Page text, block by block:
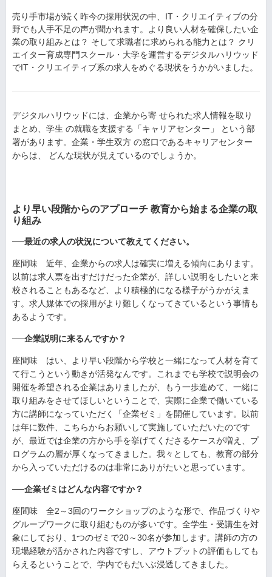
売り手市場が続く昨今の採用状況の中、IT・クリエイティブの分
野でも人手不足の声が聞かれます。より良い人材を確保したい企
業の取り組みとは？ そして求職者に求められる能力とは？ クリ
エイター育成専門スクール・大学を運営するデジタルハリウッド
でIT・クリエイティブ系の求人をめぐる現状をうかがいました。
デジタルハリウッドには、企業から寄 せられた求人情報を取り
まとめ、学生 の就職を支援する「キャリアセンター」 という部
署があります。企業・学生双方 の窓口であるキャリアセンター
からは、 どんな現状が見えているのでしょうか。
より早い段階からのアプローチ 教育から始まる企業の取
り組み
──最近の求人の状況について教えてください。
座間味 近年、企業からの求人は確実に増える傾向にあります。
以前は求人票を出すだけだった企業が、詳しい説明をしたいと来
校されることもあるなど、より積極的になる様子がうかがえま
す。求人媒体での採用がより難しくなってきているという事情も
あるようです。
──企業説明に来るんですか？
座間味 はい、より早い段階から学校と一緒になって人材を育て
て行こうという動きが活発なんです。これまでも学校で説明会の
開催を希望される企業はありましたが、もう一歩進めて、一緒に
取り組みをさせてほしいということで、実際に企業で働いている
方に講師になっていただく「企業ゼミ」を開催しています。以前
は年に数件、こちらからお願いして実施していただいたのです
が、最近では企業の方から手を挙げてくださるケースが増え、プ
ログラムの層が厚くなってきました。我々としても、教育の部分
から入っていただけるのは非常にありがたいと思っています。
──企業ゼミはどんな内容ですか？
座間味 全2～3回のワークショップのような形で、作品づくりや
グループワークに取り組むものが多いです。全学生・受講生を対
象にしており、1つのゼミで20～30名が参加します。講師の方の
現場経験が活かされた内容ですし、アウトプットの評価もしても
らえるということで、学内でもだいぶ浸透してきました。